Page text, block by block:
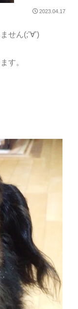
2023.04.17
せん(;’∀’)
す。